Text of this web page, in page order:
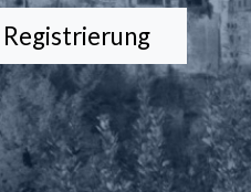
Registrierung